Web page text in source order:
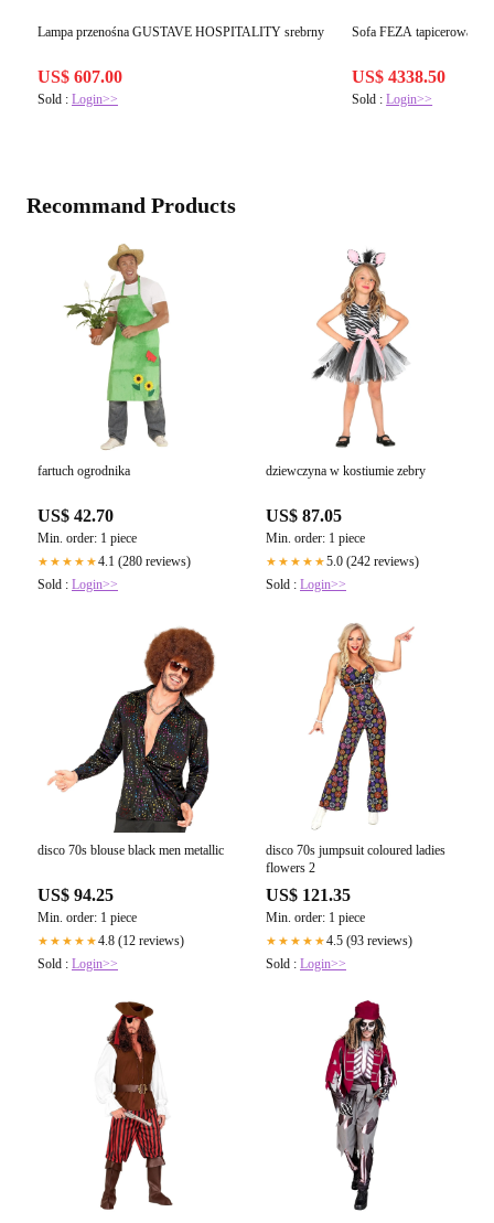
Lampa przenośna GUSTAVE HOSPITALITY srebrny
US$ 607.00
Sold : Login>>
Sofa FEZA tapicerowana
US$ 4338.50
Sold :Login>>
Recommand Products
fartuch ogrodnika
US$ 42.70
Min. order: 1 piece
★★★★★4.1 (280 reviews)
Sold : Login>>
dziewczyna w kostiumie zebry
US$ 87.05
Min. order: 1 piece
★★★★★5.0 (242 reviews)
Sold : Login>>
disco 70s blouse black men metallic
US$ 94.25
Min. order: 1 piece
★★★★★4.8 (12 reviews)
Sold : Login>>
disco 70s jumpsuit coloured ladies
flowers 2
US$ 121.35
Min. order: 1 piece
★★★★★4.5 (93 reviews)
Sold : Login>>